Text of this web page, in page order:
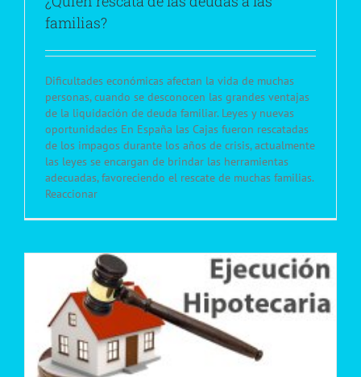
familias?
Dificultades económicas afectan la vida de muchas
personas, cuando se desconocen las grandes ventajas
de la liquidación de deuda familiar. Leyes y nuevas
oportunidades En España las Cajas fueron rescatadas
de los impagos durante los años de crisis, actualmente
las leyes se encargan de brindar las herramientas
adecuadas, favoreciendo el rescate de muchas familias.
Reaccionar